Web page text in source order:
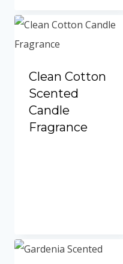
Clean Cotton
Scented
Candle
Fragrance